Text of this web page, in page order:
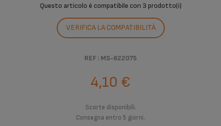
Questo articolo è compatibile con 3 prodotto(i)
VERIFICA LA COMPATIBILITÀ
REF : MS-622075
4,10 €
Scorte disponibili.
Consegna entro 5 giorni.